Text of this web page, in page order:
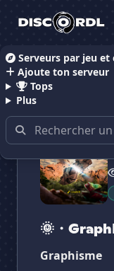
Serveurs par jeu et
Ajoute ton serveur
Tops
Plus
Accueil
🌞・
Graphisme
Es-tu sûr de